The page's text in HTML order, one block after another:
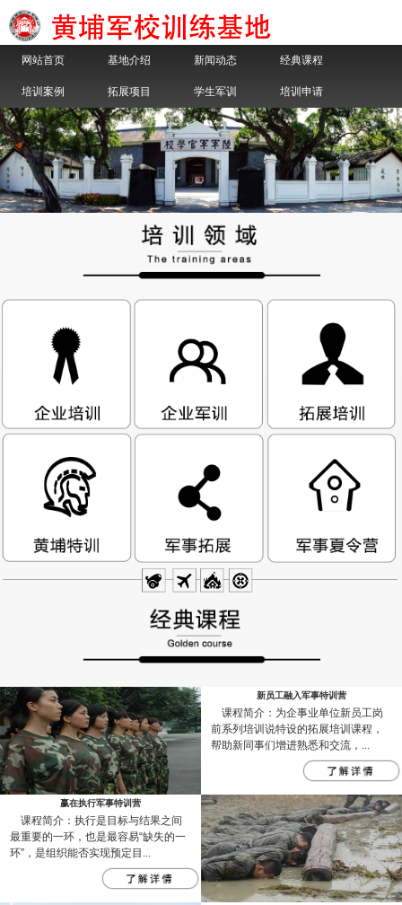
网站首页 基地介绍 新闻动态 经典课程
培训案例 拓展项目 学生军训 培训申请
新员工融入军事特训营
课程简介：为企事业单位新员工岗
前系列培训说特设的拓展培训课程，
帮助新同事们增进熟悉和交流，...
赢在执行军事特训营
课程简介：执行是目标与结果之间
最重要的一环，也是最容易“缺失的一
环”，是组织能否实现预定目...